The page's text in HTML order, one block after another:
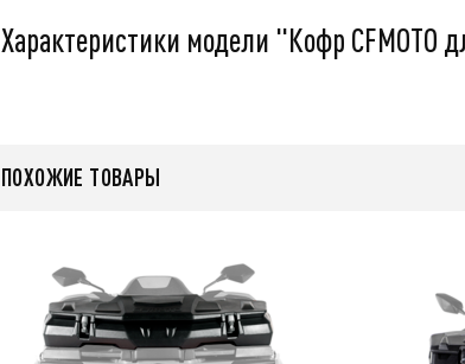
Характеристики модели "Кофр CFMOTO
ПОХОЖИЕ ТОВАРЫ